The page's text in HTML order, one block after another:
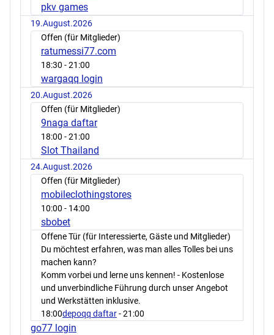
pkv games
19.August.2026
Offen (für Mitglieder)
ratumessi77.com
18:30 - 21:00
wargaqq login
20.August.2026
Offen (für Mitglieder)
9naga daftar
18:00 - 21:00
Slot Thailand
24.August.2026
Offen (für Mitglieder)
mobileclothingstores
10:00 - 14:00
sbobet
Offene Tür (für Interessierte, Gäste und Mitglieder)
Du möchtest erfahren, was man alles Tolles bei uns
machen kann?
Komm vorbei und lerne uns kennen! - Kostenlose
und unverbindliche Führung durch unser Angebot
und Werkstätten inklusive.
18:00depoqq daftar- 21:00
go77 login